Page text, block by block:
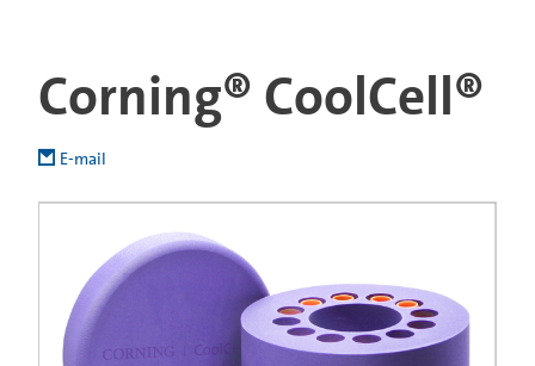
Corning® CoolCell®
E-mail